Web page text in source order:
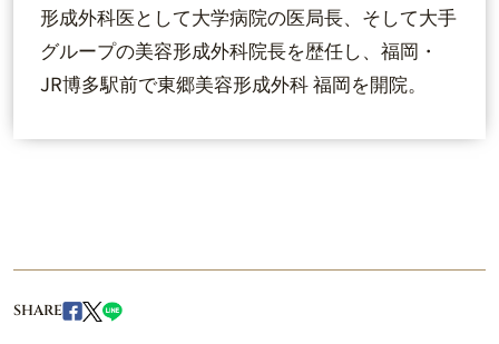
形成外科医として大学病院の医局長、そして大手
グループの美容形成外科院長を歴任し、福岡・
JR博多駅前で東郷美容形成外科 福岡を開院。
SHARE